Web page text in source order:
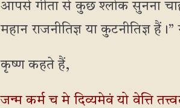
आपसे गीता से कुछ श्लोक सुनना
महान राजनीतिज्ञ या कुटनीतिज्ञ
कृष्ण कहते हैं,
जन्म कर्म च मे दिव्यमेवं यो वेत्ति